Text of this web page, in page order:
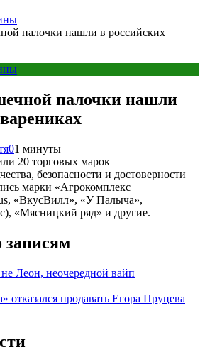
палочки нашли в российских
палочки нашли
01 минуты
20 торговых марок
безопасности и достоверности
марки «Агрокомплекс
«ВкусВилл», «У Палыча»,
«Мясницкий ряд» и другие.
записям
Леон, неочередной вайп
отказался продавать Егора Пруцева